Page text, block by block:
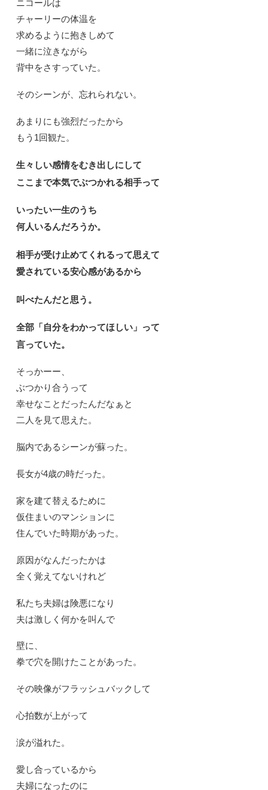
ニコールは
チャーリーの体温を
求めるように抱きしめて
一緒に泣きながら
背中をさすっていた。
そのシーンが、忘れられない。
あまりにも強烈だったから
もう1回観た。
生々しい感情をむき出しにして
ここまで本気でぶつかれる相手って
いったい一生のうち
何人いるんだろうか。
相手が受け止めてくれるって思えて
愛されている安心感があるから
叫べたんだと思う。
全部「自分をわかってほしい」って
言っていた。
そっかーー、
ぶつかり合うって
幸せなことだったんだなぁと
二人を見て思えた。
脳内であるシーンが蘇った。
長女が4歳の時だった。
家を建て替えるために
仮住まいのマンションに
住んでいた時期があった。
原因がなんだったかは
全く覚えてないけれど
私たち夫婦は険悪になり
夫は激しく何かを叫んで
壁に、
拳で穴を開けたことがあった。
その映像がフラッシュバックして
心拍数が上がって
涙が溢れた。
愛し合っているから
夫婦になったのに